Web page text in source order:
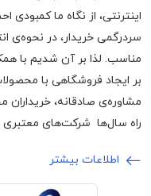
اینترنتی، از نگاه ما
سردرگمی خریدار، در
مناسب. لذا بر آن شدیم با
بر ایجاد فروشگاهی با
مشاوره‌ی صادقانه، خریداران
راه سال‌ها شرکت‌های معتبری
اطلاعات بیشتر